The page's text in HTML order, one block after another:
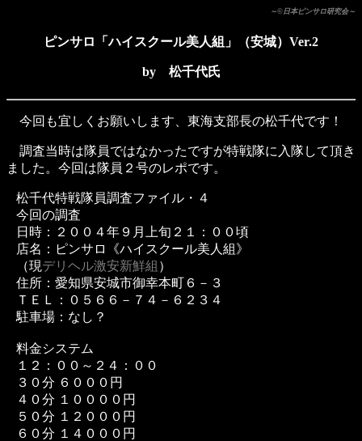
～©日本ピンサロ研究会～
ピンサロ「ハイスクール美人組」（安城）Ver.2
by 松千代氏
今回も宜しくお願いします、東海支部長の松千代です！
調査当時は隊員ではなかったですが特戦隊に入隊して頂き
ました。今回は隊員２号のレポです。
松千代特戦隊員調査ファイル・４
今回の調査
日時：２００４年９月上旬２１：００頃
店名：ピンサロ《ハイスクール美人組》
（現デリヘル激安新鮮組 ）
住所：愛知県安城市御幸本町６－３
ＴＥＬ：０５６６－７４－６２３４
駐車場：なし？
料金システム
１２：００～２４：００
３０分 ６０００円
４０分 １００００円
５０分 １２０００円
６０分 １４０００円